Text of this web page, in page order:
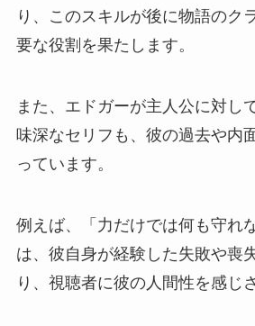
り、このスキルが後に物語のク
要な役割を果たします。
また、エドガーが主人公に対し
味深なセリフも、彼の過去や内
っています。
例えば、「力だけでは何も守れ
は、彼自身が経験した失敗や喪
り、視聴者に彼の人間性を感じ